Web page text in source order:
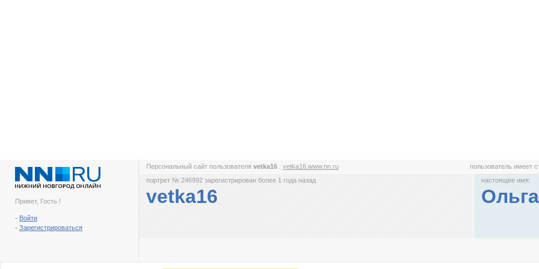
Привет, Гость !
- Войти
- Зарегистрироваться
Персональный сайт пользователя vetka16 : vetka16.www.nn.ru пользователь имеет
портрет № 246992 зарегистрирован более 1 года назад
vetka16
настоящее имя:
Ольга